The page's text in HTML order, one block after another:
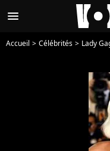
menu
Accueil Célébrités Lady